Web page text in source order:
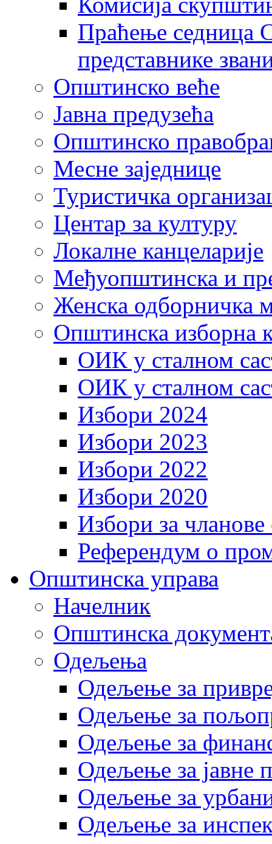
Праћење седница
представнике
Општинско веће
Јавна предузећа
Општинско
Месне заједнице
Туристичка
Центaр за културу
Локалне канцеларије
Међуопштинска и
Женска одборничка
Општинска изборна
ОИК у сталном
ОИК у сталном
Избори 2024
Избори 2023
Избори 2022
Избори 2020
Избори за
Референдум о
Општинска управа
Начелник
Општинска
Одељења
Одељење за
Одељење за
Одељење за
Одељење за јавне
Одељење за
Одељење за